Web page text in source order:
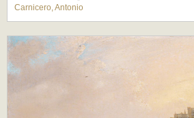
Carnicero, Antonio